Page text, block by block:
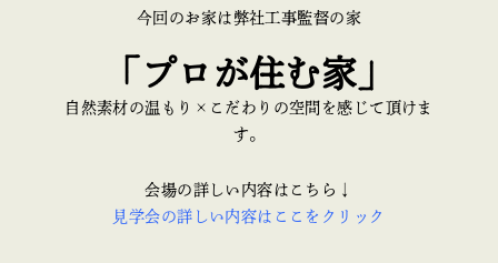
今回のお家は弊社工事監督の家
「プロが住む家」
自然素材の温もり×こだわりの空間を感じて頂けま
す。
会場の詳しい内容はこちら↓
見学会の詳しい内容はここをクリック